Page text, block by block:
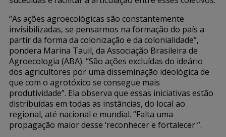
“As ações agroecológicas são constantemente
invisibilizadas, se pensarmos na formação do país a
partir da forma da colonização e da colonialidade”,
pondera Marina Tauil, da Associação Brasileira de
Agroecologia (ABA). “São ações excluídas do ideário
dos agricultores por uma disseminação ideológica de
que com o agrotóxico se consegue mais
produtividade”. Ela observa que essas iniciativas estão
distribuídas em todas as instâncias, do local ao
regional, até nacional e mundial. “Falta uma
propagação maior desse ‘reconhecer e fortalecer'”.